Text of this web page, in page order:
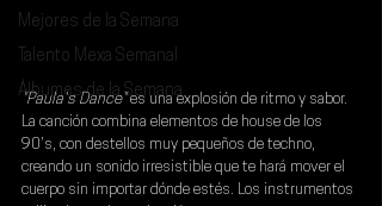
Mejores de la Semana
Talento Mexa Semanal
Álbumes de la Semana
"Paula's Dance" es una explosión de ritmo y sabor.
La canción combina elementos de house de los
90’s, con destellos muy pequeños de techno,
creando un sonido irresistible que te hará mover el
cuerpo sin importar dónde estés. Los instrumentos